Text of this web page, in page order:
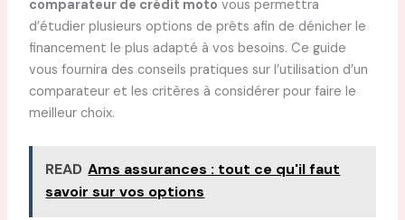
comparateur de crédit moto vous permettra
d’étudier plusieurs options de prêts afin de dénicher le
financement le plus adapté à vos besoins. Ce guide
vous fournira des conseils pratiques sur l’utilisation d’un
comparateur et les critères à considérer pour faire le
meilleur choix.
READ Ams assurances : tout ce qu'il faut
savoir sur vos options